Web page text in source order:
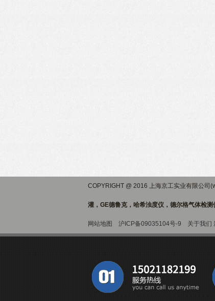
COPYRIGHT @ 2016 上海京工实业有限公司
灌，GE德鲁克，哈希浊度仪，德尔格气体检测
网站地图 沪ICP备09035104号-9 关于我们